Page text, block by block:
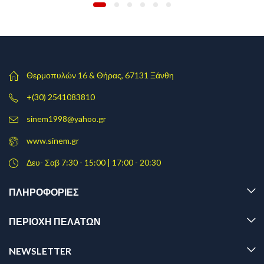
Θερμοπυλών 16 & Θήρας, 67131 Ξάνθη
+(30) 2541083810
sinem1998@yahoo.gr
www.sinem.gr
Δευ- Σαβ 7:30 - 15:00 | 17:00 - 20:30
ΠΛΗΡΟΦΟΡΊΕΣ
ΠΕΡΙΟΧΗ ΠΕΛΑΤΩΝ
NEWSLETTER